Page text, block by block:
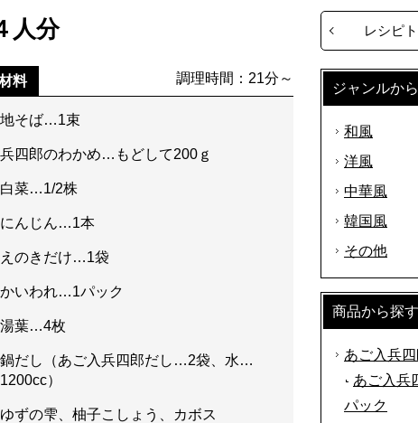
人分
料 調理時間：21分～
地そば…1束
兵四郎のわかめ…もどして200ｇ
白菜…1/2株
にんじん…1本
えのきだけ…1袋
かいわれ…1パック
湯葉…4枚
鍋だし（あご入兵四郎だし…2袋、水…
1200cc）
ゆずの雫、柚子こしょう、カボス
レシピ
ジャンルか
和風
洋風
中華風
韓国風
その他
商品から探す
あご入兵
あご入兵
パック